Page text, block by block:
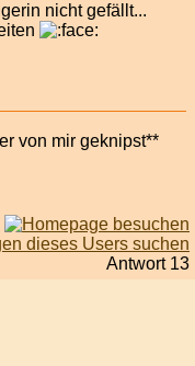
nicht gefällt...
von mir geknipst**
Antwort 13